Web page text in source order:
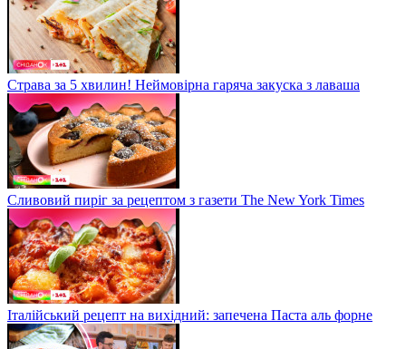
Страва за 5 хвилин! Неймовірна гаряча закуска з лаваша
Сливовий пиріг за рецептом з газети The New York Times
Італійський рецепт на вихідний: запечена Паста аль форне